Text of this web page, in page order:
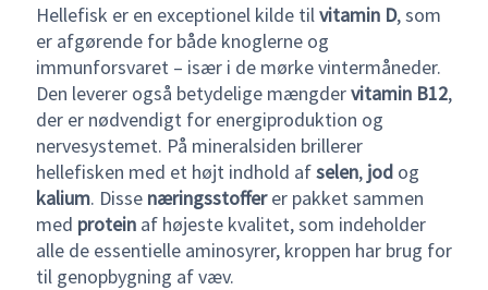
Hellefisk er en exceptionel kilde tilvitamin D, som
er afgørende for både knoglerne og
immunforsvaret – især i de mørke vintermåneder.
Den leverer også betydelige mængdervitamin B12,
der er nødvendigt for energiproduktion og
nervesystemet. På mineralsiden brillerer
hellefisken med et højt indhold afselen, jodog
kalium. Disse næringsstofferer pakket sammen
med proteinaf højeste kvalitet, som indeholder
alle de essentielle aminosyrer, kroppen har brug for
til genopbygning af væv.